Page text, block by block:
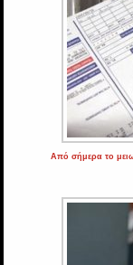
Από σήμερα το